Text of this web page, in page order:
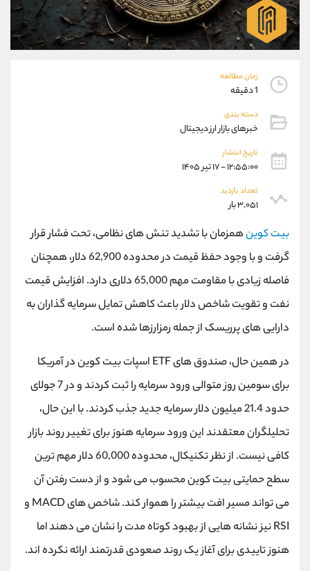
زمان مطالعه
1 دقیقه
دسته بندی
خبرهای بازار ارز دیجیتال
تاریخ انتشار
۱۲:۵۵:۰۰ - ۱۷ تیر ۱۴۰۵
تعداد بازدید
۳,۰۵۱ بار
بیت کوینهمزمان با تشدید تنش های نظامی، تحت فشار قرار
گرفت و با وجود حفظ قیمت در محدوده 62,900 دلار، همچنان
فاصله زیادی با مقاومت مهم 65,000 دلاری دارد. افزایش قیمت
نفت و تقویت شاخص دلار باعث کاهش تمایل سرمایه گذاران به
دارایی های پرریسک از جمله رمزارزها شده است.
در همین حال، صندوق های ETF اسپات بیت کوین در آمریکا
برای سومین روز متوالی ورود سرمایه را ثبت کردند و در 7 جولای
حدود 21.4 میلیون دلار سرمایه جدید جذب کردند. با این حال،
تحلیلگران معتقدند این ورود سرمایه هنوز برای تغییر روند بازار
کافی نیست. از نظر تکنیکال، محدوده 60,000 دلار مهم ترین
سطح حمایتی بیت کوین محسوب می شود و از دست رفتن آن
می تواند مسیر افت بیشتر را هموار کند. شاخص های MACD و
RSI نیز نشانه هایی از بهبود کوتاه مدت را نشان می دهند اما
هنوز تاییدی برای آغاز یک روند صعودی قدرتمند ارائه نکرده اند.
09101364784
واتساپ شروع گفتگو
تلگرام @Armteam_admin_104
پشتیبان فروش
موبایل
واتساپ
تلگرام
داخلی
اطلاعات تماس
021-22021030
بدون پیش شماره 90001030
اینستاگرام @alireza.mehrabii
@alirezamehrabi_com